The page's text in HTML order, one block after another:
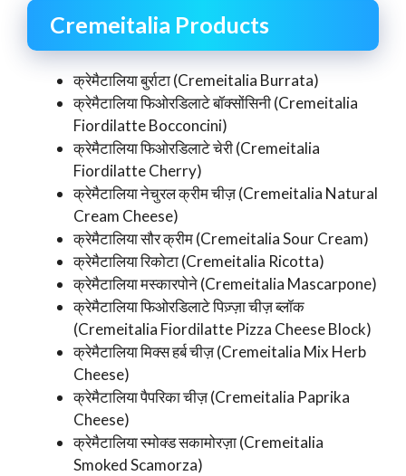
Cremeitalia Products
क्रेमैटालिया बुर्राटा (Cremeitalia Burrata)
क्रेमैटालिया फिओरडिलाटे बॉक्सोंसिनी (Cremeitalia
Fiordilatte Bocconcini)
क्रेमैटालिया फिओरडिलाटे चेरी (Cremeitalia
Fiordilatte Cherry)
क्रेमैटालिया नेचुरल क्रीम चीज़ (Cremeitalia Natural
Cream Cheese)
क्रेमैटालिया सौर क्रीम (Cremeitalia Sour Cream)
क्रेमैटालिया रिकोटा (Cremeitalia Ricotta)
क्रेमैटालिया मस्कारपोने (Cremeitalia Mascarpone)
क्रेमैटालिया फिओरडिलाटे पिज़्ज़ा चीज़ ब्लॉक
(Cremeitalia Fiordilatte Pizza Cheese Block)
क्रेमैटालिया मिक्स हर्ब चीज़ (Cremeitalia Mix Herb
Cheese)
क्रेमैटालिया पैपरिका चीज़ (Cremeitalia Paprika
Cheese)
क्रेमैटालिया स्मोक्ड सकामोरज़ा (Cremeitalia
Smoked Scamorza)